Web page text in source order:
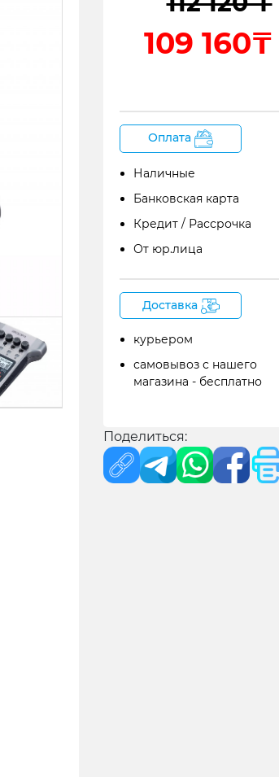
109 160₸
Оплата
Наличные
Банковская карта
Кредит / Рассрочка
От юр.лица
Доставка
курьером
самовывоз с нашего
магазина - бесплатно
Поделиться: